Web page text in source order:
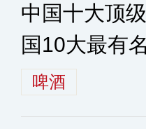
中国十大顶
国10大最有
啤酒